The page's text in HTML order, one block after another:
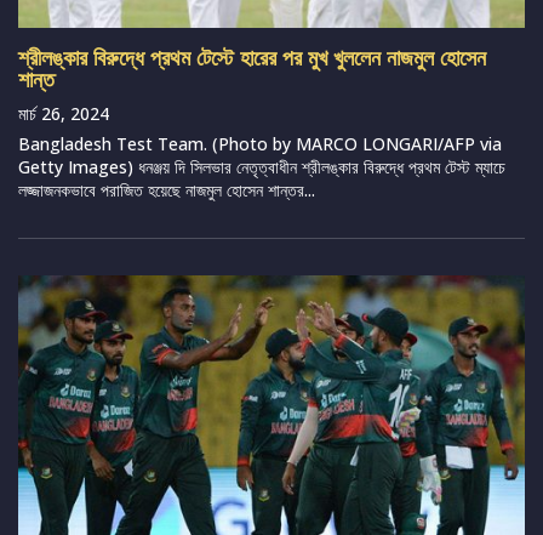
শ্রীলঙ্কার বিরুদ্ধে প্রথম টেস্টে হারের পর মুখ খুললেন নাজমুল হোসেন
শান্ত
মার্চ 26, 2024
Bangladesh Test Team. (Photo by MARCO LONGARI/AFP via
Getty Images) ধনঞ্জয় দি সিলভার নেতৃত্বাধীন শ্রীলঙ্কার বিরুদ্ধে প্রথম টেস্ট ম্যাচে
লজ্জাজনকভাবে পরাজিত হয়েছে নাজমুল হোসেন শান্তর...